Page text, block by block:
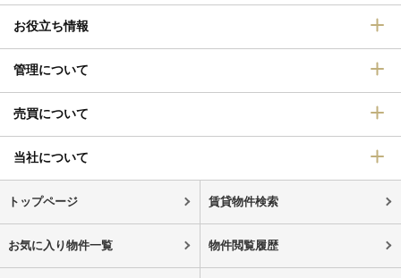
お役立ち情報
管理について
売買について
当社について
トップページ 賃貸物件検索
お気に入り物件一覧 物件閲覧履歴